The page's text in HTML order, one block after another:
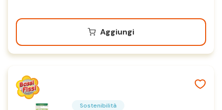
Aggiungi
Sostenibilità